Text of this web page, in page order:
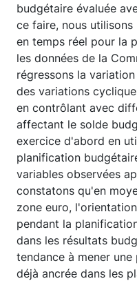
budgétaire évaluée
ce faire, nous utilisons
en temps réel pour la
les données de la
régressons la
des variations
en contrôlant avec
affectant le solde
exercice d'abord en
planification
variables observées
constatons qu'en
zone euro,
pendant la
dans les résultats
tendance à mener
déjà ancrée dans les